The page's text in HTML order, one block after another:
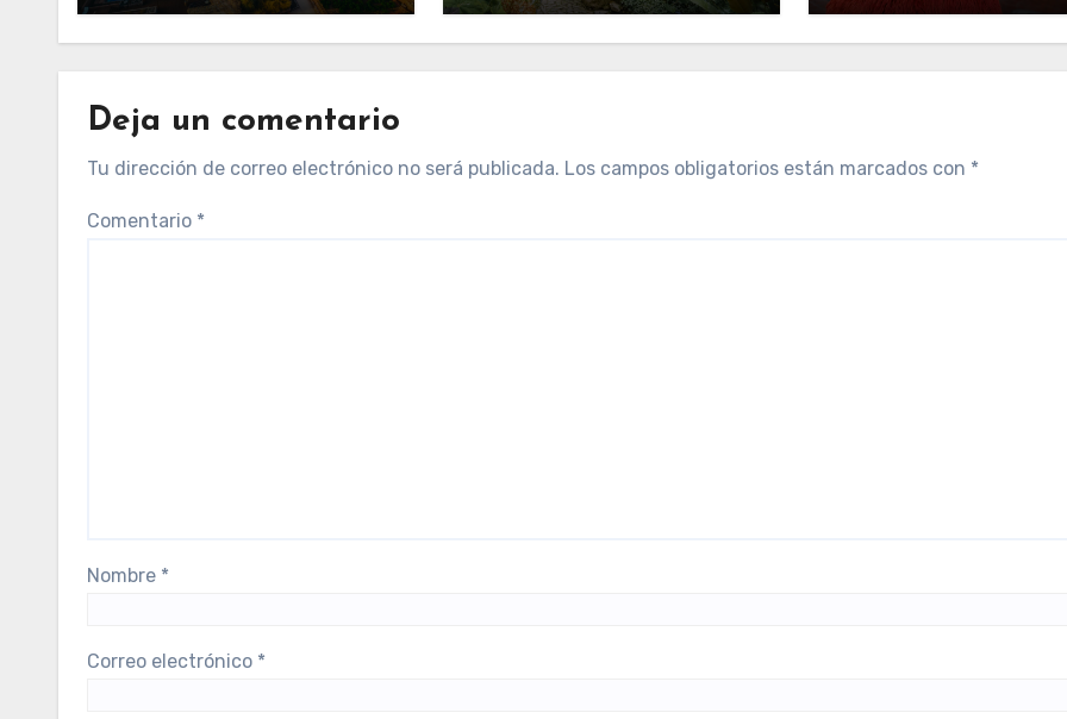
Deja un comentario
Tu dirección de correo electrónico no será publicada. Los campos obligatorios están marcados con *
Comentario *
Nombre *
Correo electrónico *